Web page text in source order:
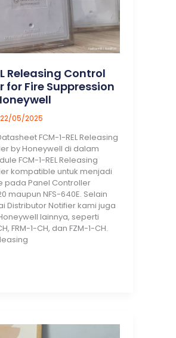
Releasing Control
for Fire Suppression
22/05/2025
FCM-1-REL Releasing
by Honeywell di dalam
FCM-1-REL Releasing
kompatible untuk menjadi
Panel Controller
maupun NFS-640E. Selain
Distributor Notifier kami juga
lainnya, seperti
FRM-1-CH, dan FZM-1-CH.